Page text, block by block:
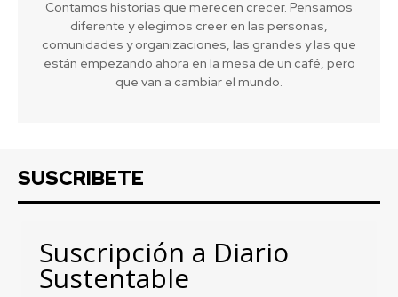
Contamos historias que merecen crecer. Pensamos
diferente y elegimos creer en las personas,
comunidades y organizaciones, las grandes y las que
están empezando ahora en la mesa de un café, pero
que van a cambiar el mundo.
SUSCRIBETE
Suscripción a Diario
Sustentable